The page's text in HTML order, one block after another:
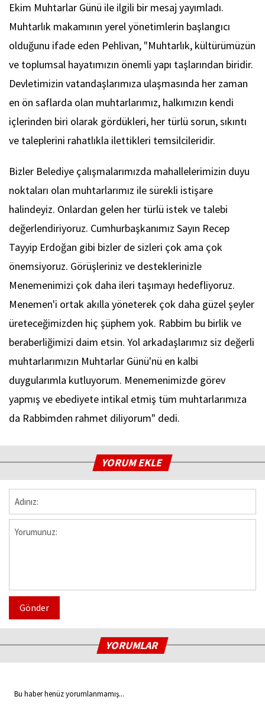
Ekim Muhtarlar Günü ile ilgili bir mesaj yayımladı.
Muhtarlık makamının yerel yönetimlerin başlangıcı
olduğunu ifade eden Pehlivan, "Muhtarlık, kültürümüzün
ve toplumsal hayatımızın önemli yapı taşlarından biridir.
Devletimizin vatandaşlarımıza ulaşmasında her zaman
en ön saflarda olan muhtarlarımız, halkımızın kendi
içlerinden biri olarak gördükleri, her türlü sorun, sıkıntı
ve taleplerini rahatlıkla ilettikleri temsilcileridir.
Bizler Belediye çalışmalarımızda mahallelerimizin duyu
noktaları olan muhtarlarımız ile sürekli istişare
halindeyiz. Onlardan gelen her türlü istek ve talebi
değerlendiriyoruz. Cumhurbaşkanımız Sayın Recep
Tayyip Erdoğan gibi bizler de sizleri çok ama çok
önemsiyoruz. Görüşleriniz ve desteklerinizle
Menemenimizi çok daha ileri taşımayı hedefliyoruz.
Menemen'i ortak akılla yöneterek çok daha güzel şeyler
üreteceğimizden hiç şüphem yok. Rabbim bu birlik ve
beraberliğimizi daim etsin. Yol arkadaşlarımız siz değerli
muhtarlarımızın Muhtarlar Günü'nü en kalbi
duygularımla kutluyorum. Menemenimizde görev
yapmış ve ebediyete intikal etmiş tüm muhtarlarımıza
da Rabbimden rahmet diliyorum" dedi.
YORUM EKLE
Gönder
YORUMLAR
Bu haber henüz yorumlanmamış...